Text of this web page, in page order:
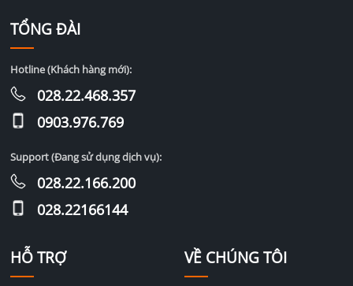
HỖ TRỢ VỀ CHÚNG TÔI
TỔNG ĐÀI
Hotline (Khách hàng mới):
028.22.468.357
0903.976.769
Support (Đang sử dụng dịch vụ):
028.22.166.200
028.22166144